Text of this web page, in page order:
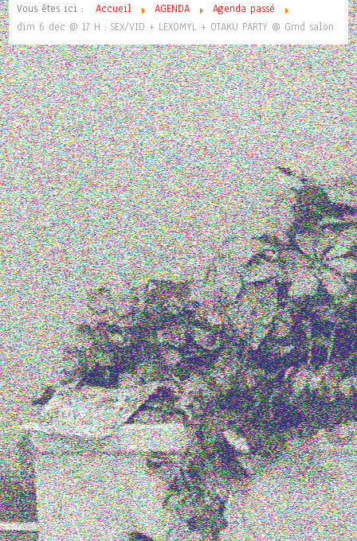
Vous êtes ici : Accueil AGENDA
Agenda passé
dim 6 dec @ 17 H : SEX/VID + LEXOMYL + OTAKU PARTY @ Grnd salon